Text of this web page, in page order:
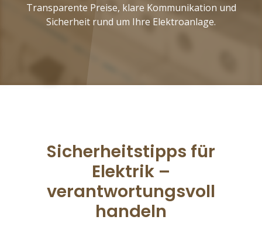
Transparente Preise, klare Kommunikation und
Sicherheit rund um Ihre Elektroanlage.
Sicherheitstipps für
Elektrik –
verantwortungsvoll
handeln